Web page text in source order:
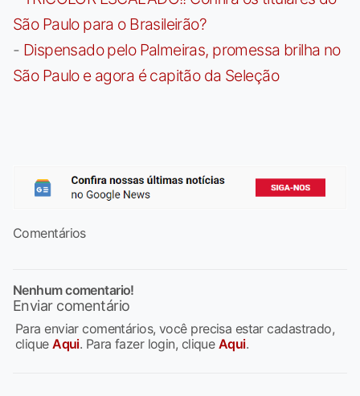
São Paulo para o Brasileirão?
- Dispensado pelo Palmeiras, promessa brilha no
São Paulo e agora é capitão da Seleção
Comentários
Nenhum comentario!
Enviar comentário
Para enviar comentários, você precisa estar cadastrado,
cliqueAqui. Para fazer login, clique Aqui.